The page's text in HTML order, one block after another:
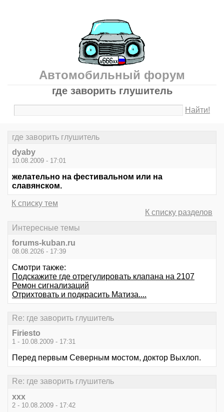
Автомобильный форум
где заворить глушитель
Найти!
где заворить глушитель
dyaby
10.08.2009 - 17:01
желательно на фестивальном или на
славянском.
К списку тем
К списку разделов
Интересные темы
forums-kuban.ru
08.08.2026 - 17:39
Смотри также:
Подскажите где отрегулировать клапана на 2107
Ремон сигнализаций
Отрихтовать и подкрасить Матиза....
Re: где заворить глушитель
Firiesto
1 - 10.08.2009 - 17:31
Перед первым Северным мостом, доктор Выхлоп.
Re: где заворить глушитель
xxx
2 - 10.08.2009 - 17:42